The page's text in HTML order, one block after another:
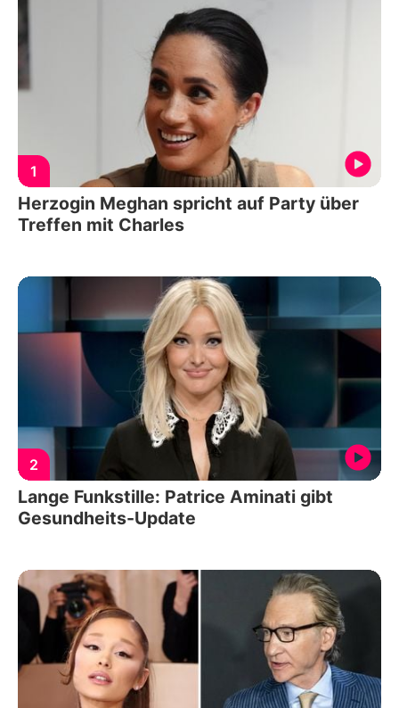
1
Herzogin Meghan spricht auf Party über
Treffen mit Charles
2
Lange Funkstille: Patrice Aminati gibt
Gesundheits-Update